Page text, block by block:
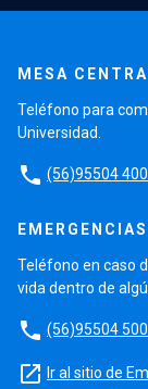
MESA
Teléfono para
Universidad.
phone (56)95504
Teléfono en caso
vida dentro de
phone (56)95504
launch Ir al sitio de